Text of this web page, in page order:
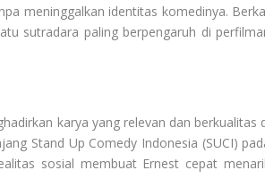
meninggalkan identitas komedinya.
sutradara paling berpengaruh di
karya yang relevan dan berkualitas
Stand Up Comedy Indonesia (SUCI)
sosial membuat Ernest cepat